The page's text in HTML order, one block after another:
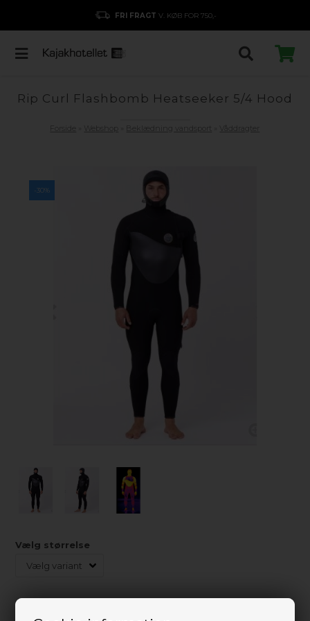
FRI FRAGT V. KØB FOR 750,-
Rip Curl Flashbomb Heatseeker 5/4 Hood
-30%
Vælg størrelse